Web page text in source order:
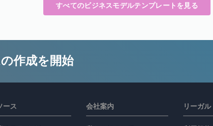
すべてのビジネスモデルテンプレートを見る
作成を開始
ース 会社案内 リーガル